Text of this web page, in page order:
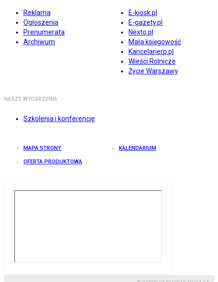
Reklama
Ogłoszenia
Prenumerata
Archiwum
E-kiosk.pl
E-gazety.pl
Nexto.pl
Mała księgowość
Kancelarierp.pl
Wieści Rolnicze
Życie Warszawy
NASZE WYDARZENIA
Szkolenia i konferencje
MAPA STRONY KALENDARIUM
OFERTA PRODUKTOWA